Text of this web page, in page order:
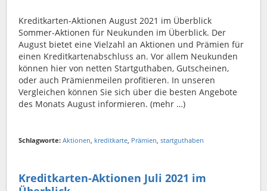
Kreditkarten-Aktionen August 2021 im Überblick
Sommer-Aktionen für Neukunden im Überblick. Der
August bietet eine Vielzahl an Aktionen und Prämien für
einen Kreditkartenabschluss an. Vor allem Neukunden
können hier von netten Startguthaben, Gutscheinen,
oder auch Prämienmeilen profitieren. In unseren
Vergleichen können Sie sich über die besten Angebote
des Monats August informieren. (mehr …)
Schlagworte: Aktionen, kreditkarte, Prämien, startguthaben
Kreditkarten-Aktionen Juli 2021 im